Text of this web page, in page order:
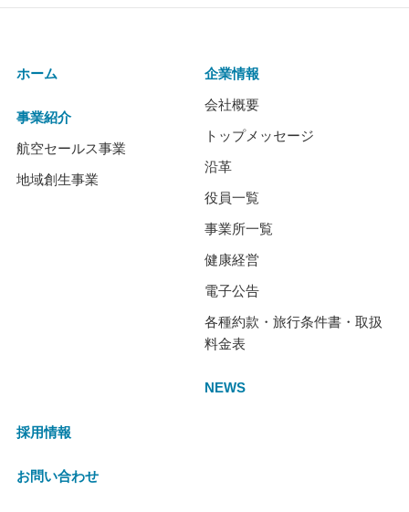
ホーム
事業紹介
航空セールス事業
地域創生事業
企業情報
会社概要
トップメッセージ
沿革
役員一覧
事業所一覧
健康経営
電子公告
各種約款・旅行条件書・取扱
料金表
NEWS
採用情報
お問い合わせ